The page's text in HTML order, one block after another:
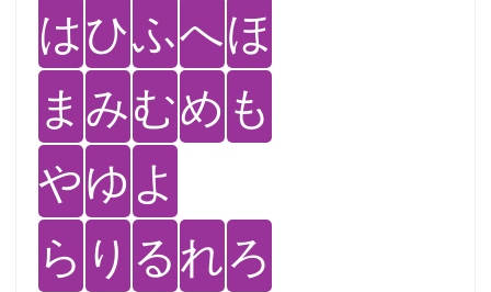
はひふへほ
ま みむめ も
やゆ よ
ら り るれろ